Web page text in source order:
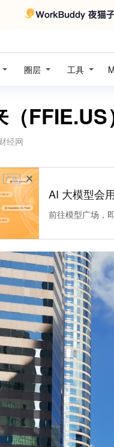
圈层 工具
（
经网
广告
AI 大模型会
前往模型广场，